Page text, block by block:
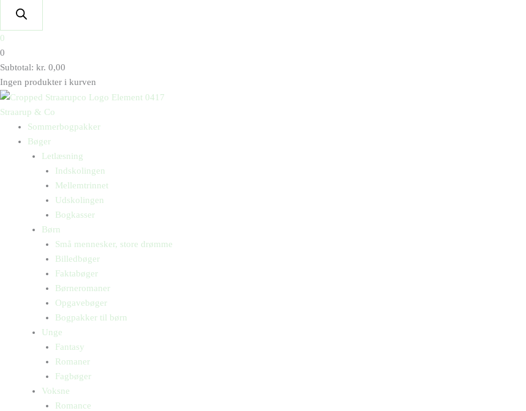
0
0
Subtotal: kr. 0,00
Ingen produkter i kurven
Straarup & Co
Sommerbogpakker
Bøger
Letlæsning
Indskolingen
Mellemtrinnet
Udskolingen
Bogkasser
Børn
Små mennesker, store drømme
Billedbøger
Faktabøger
Børneromaner
Opgavebøger
Bogpakker til børn
Unge
Fantasy
Romaner
Fagbøger
Voksne
Romance